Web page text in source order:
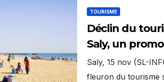
TOURISME
Déclin du
Saly, un
d’alarme — «
plus que la
Saly, 15 nov (SL-
fleuron du tourisme